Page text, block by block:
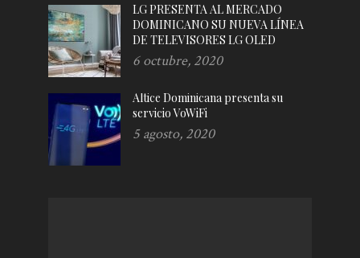
LG PRESENTA AL MERCADO
DOMINICANO SU NUEVA LÍNEA
DE TELEVISORES LG OLED
6 octubre, 2020
Altice Dominicana presenta su
servicio VoWiFi
5 agosto, 2020